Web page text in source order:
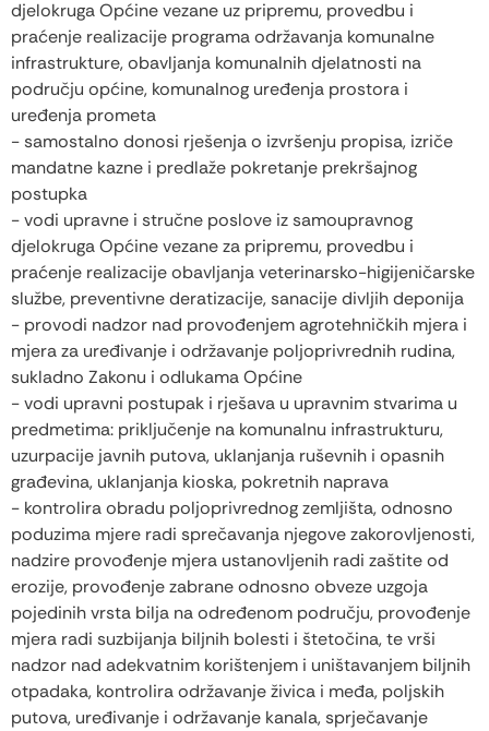
djelokruga Općine vezane uz pripremu, provedbu i
praćenje realizacije programa održavanja komunalne
infrastrukture, obavljanja komunalnih djelatnosti na
području općine, komunalnog uređenja prostora i
uređenja prometa
- samostalno donosi rješenja o izvršenju propisa, izriče
mandatne kazne i predlaže pokretanje prekršajnog
postupka
- vodi upravne i stručne poslove iz samoupravnog
djelokruga Općine vezane za pripremu, provedbu i
praćenje realizacije obavljanja veterinarsko-higijeničarske
službe, preventivne deratizacije, sanacije divljih deponija
- provodi nadzor nad provođenjem agrotehničkih mjera i
mjera za uređivanje i održavanje poljoprivrednih rudina,
sukladno Zakonu i odlukama Općine
- vodi upravni postupak i rješava u upravnim stvarima u
predmetima: priključenje na komunalnu infrastrukturu,
uzurpacije javnih putova, uklanjanja ruševnih i opasnih
građevina, uklanjanja kioska, pokretnih naprava
- kontrolira obradu poljoprivrednog zemljišta, odnosno
poduzima mjere radi sprečavanja njegove zakorovljenosti,
nadzire provođenje mjera ustanovljenih radi zaštite od
erozije, provođenje zabrane odnosno obveze uzgoja
pojedinih vrsta bilja na određenom području, provođenje
mjera radi suzbijanja biljnih bolesti i štetočina, te vrši
nadzor nad adekvatnim korištenjem i uništavanjem biljnih
otpadaka, kontrolira održavanje živica i međa, poljskih
putova, uređivanje i održavanje kanala, sprječavanje